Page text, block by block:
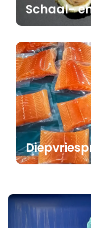
Schaal-